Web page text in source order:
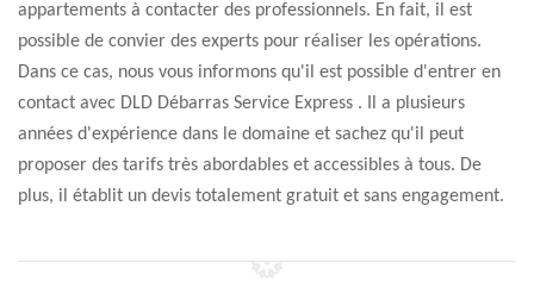
appartements à contacter des professionnels. En fait, il est
possible de convier des experts pour réaliser les opérations.
Dans ce cas, nous vous informons qu'il est possible d'entrer en
contact avec DLD Débarras Service Express . Il a plusieurs
années d'expérience dans le domaine et sachez qu'il peut
proposer des tarifs très abordables et accessibles à tous. De
plus, il établit un devis totalement gratuit et sans engagement.